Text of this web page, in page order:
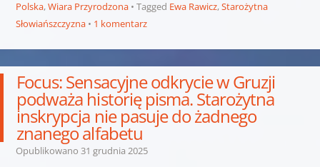
Polska,Wiara Przyrodzona Tagged Ewa Rawicz,Starożytna
Słowiańszczyzna
1 komentarz
Focus: Sensacyjne odkrycie w Gruzji
podważa historię pisma. Starożytna
inskrypcja nie pasuje do żadnego
znanego alfabetu
Opublikowano 31 grudnia 2025